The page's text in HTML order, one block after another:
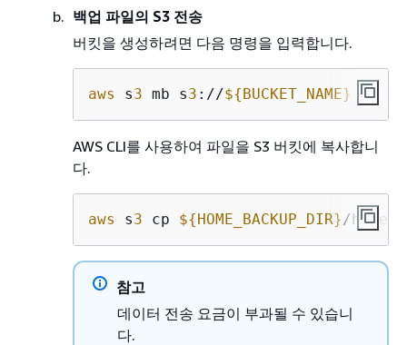
백업 파일의 S3 전송
버킷을 생성하려면 다음 명령을 입력합니다.
aws s3 mb s3 ://${BUCKET_NAME}
AWS CLI를 사용하여 파일을 S3 버킷에 복사합니
다.
aws s3 cp ${HOME_BACKUP_DIR}/
참고
데이터 전송 요금이 부과될 수 있습니
다.